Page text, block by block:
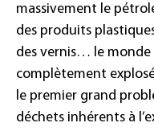
massivement le
des produits
des vernis… le monde
complètement
le premier grand
déchets inhérents à